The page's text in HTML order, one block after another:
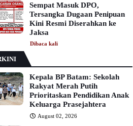
Sempat Masuk DPO,
Tersangka Dugaan Penipuan
Kini Resmi Diserahkan ke
Jaksa
Dibaca kali
Kepala BP Batam: Sekolah
Rakyat Merah Putih
Prioritaskan Pendidikan Anak
Keluarga Prasejahtera
August 02, 2026